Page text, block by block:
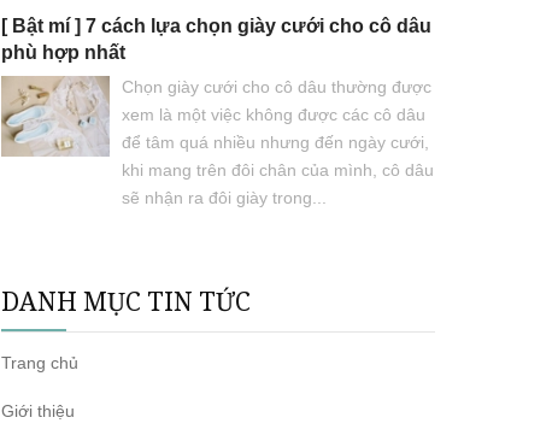
[ Bật mí ] 7 cách lựa chọn giày cưới cho cô dâu
phù hợp nhất
Chọn giày cưới cho cô dâu thường được
xem là một việc không được các cô dâu
để tâm quá nhiều nhưng đến ngày cưới,
khi mang trên đôi chân của mình, cô dâu
sẽ nhận ra đôi giày trong...
DANH MỤC TIN TỨC
Trang chủ
Giới thiệu